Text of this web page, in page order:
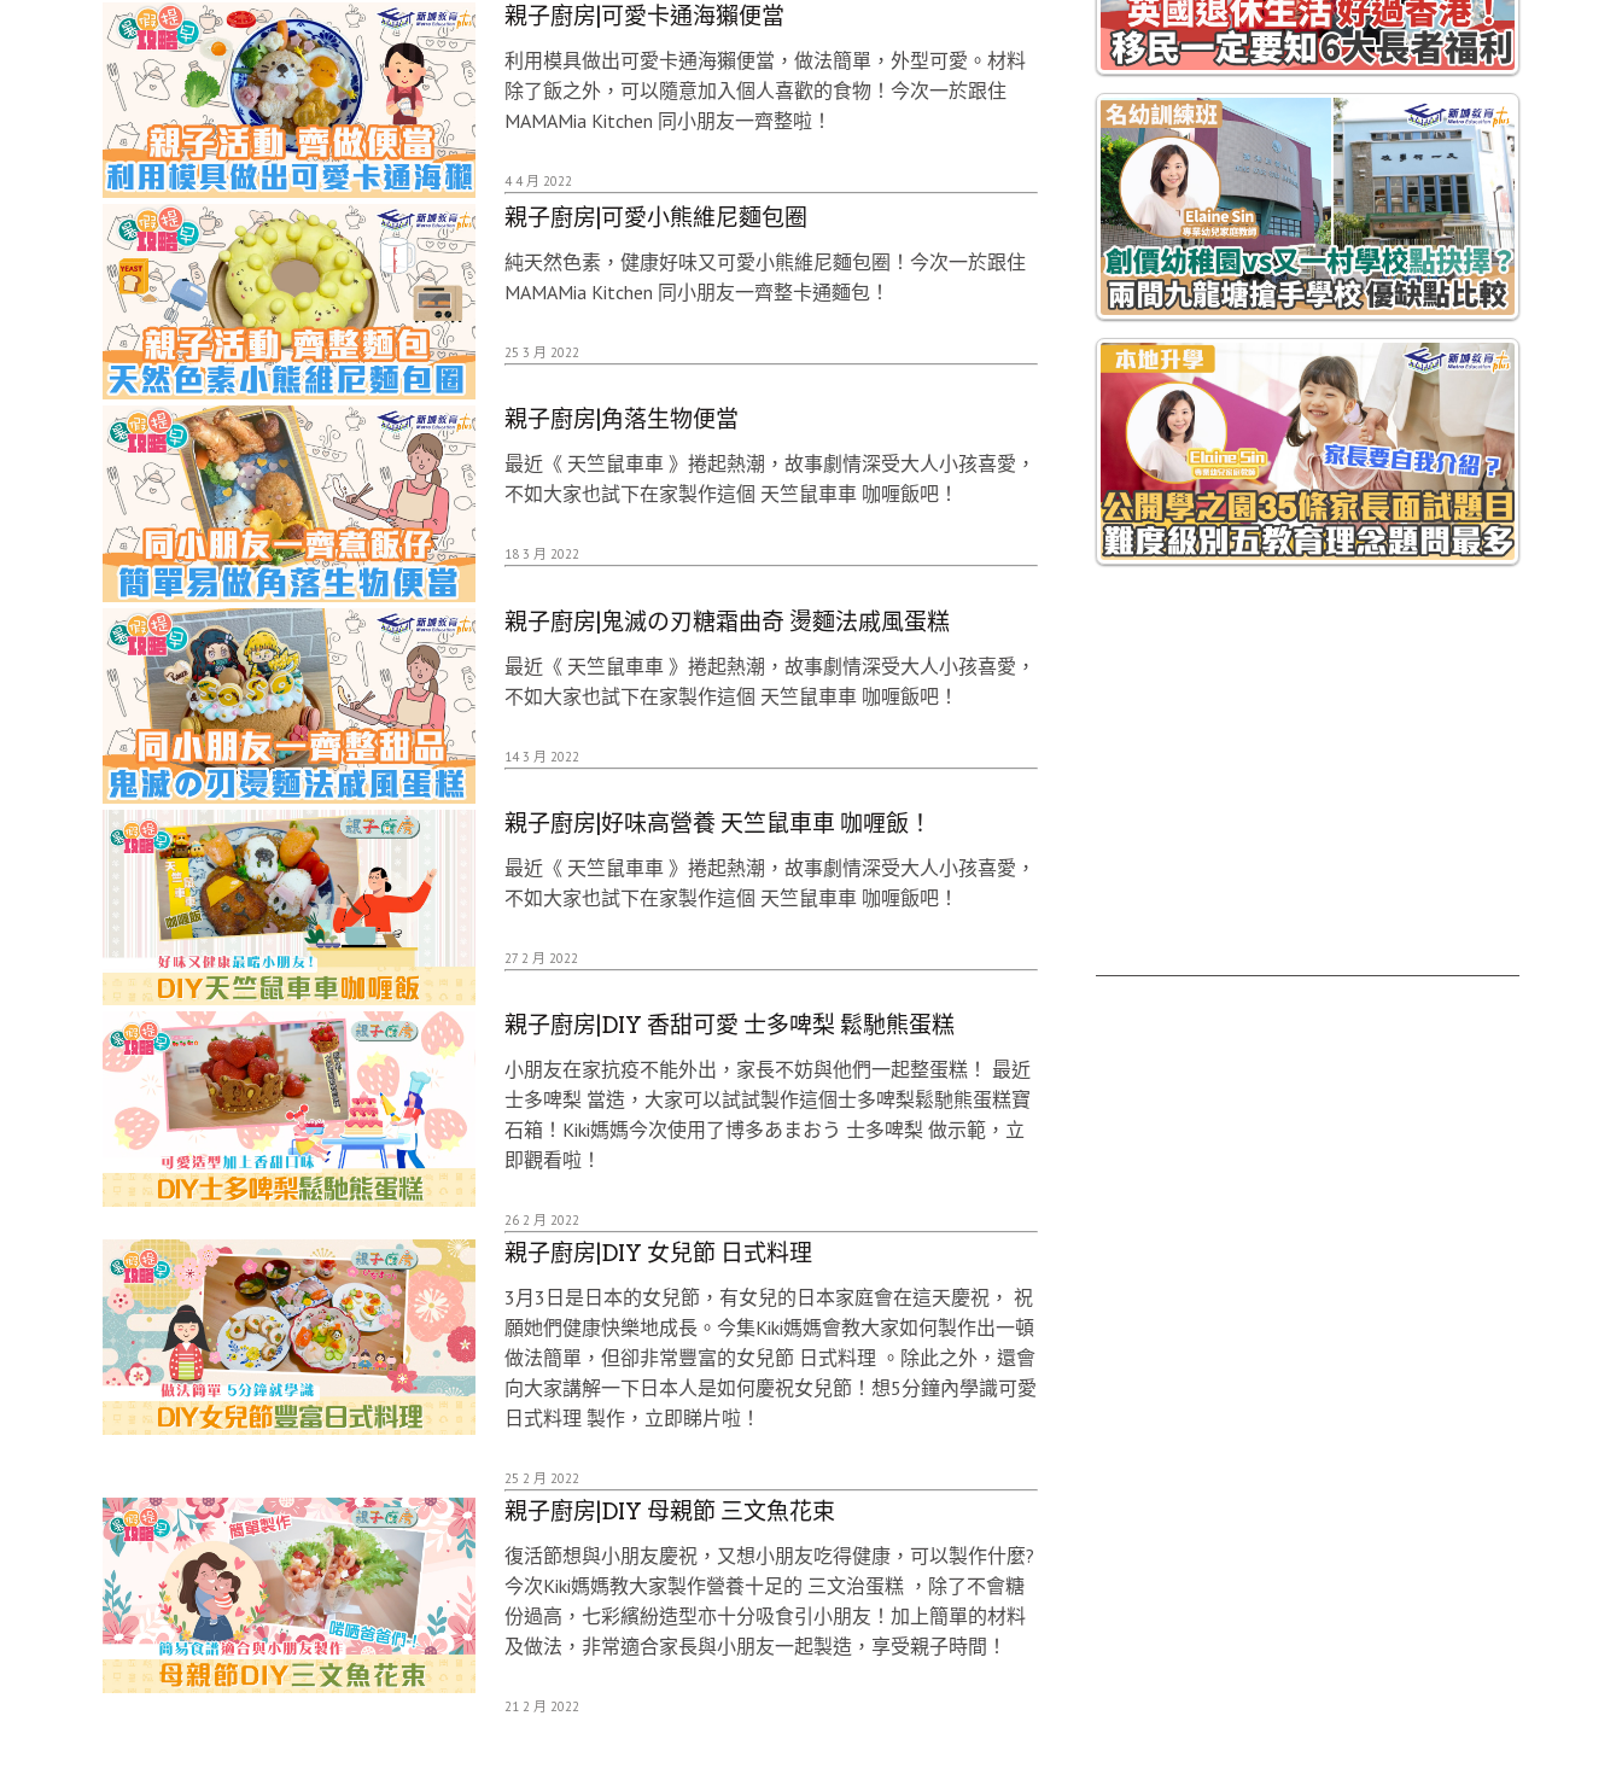
親子廚房|可愛卡通海獺便當
利用模具做出可愛卡通海獺便當，做法簡單，外型可愛。材料
除了飯之外，可以隨意加入個人喜歡的食物！今次一於跟住
MAMAMia Kitchen 同小朋友一齊整啦！
4 4 月 2022
親子廚房|可愛小熊維尼麵包圈
純天然色素，健康好味又可愛小熊維尼麵包圈！今次一於跟住
MAMAMia Kitchen 同小朋友一齊整卡通麵包！
25 3 月 2022
親子廚房|角落生物便當
最近《 天竺鼠車車 》捲起熱潮，故事劇情深受大人小孩喜愛，
不如大家也試下在家製作這個 天竺鼠車車 咖喱飯吧！
18 3 月 2022
親子廚房|鬼滅の刃糖霜曲奇 燙麵法戚風蛋糕
最近《 天竺鼠車車 》捲起熱潮，故事劇情深受大人小孩喜愛，
不如大家也試下在家製作這個 天竺鼠車車 咖喱飯吧！
14 3 月 2022
親子廚房|好味高營養 天竺鼠車車 咖喱飯！
最近《 天竺鼠車車 》捲起熱潮，故事劇情深受大人小孩喜愛，
不如大家也試下在家製作這個 天竺鼠車車 咖喱飯吧！
27 2 月 2022
親子廚房|DIY 香甜可愛 士多啤梨 鬆馳熊蛋糕
小朋友在家抗疫不能外出，家長不妨與他們一起整蛋糕！ 最近
士多啤梨 當造，大家可以試試製作這個士多啤梨鬆馳熊蛋糕寶
石箱！Kiki媽媽今次使用了博多あまおう 士多啤梨 做示範，立
即觀看啦！
26 2 月 2022
親子廚房|DIY 女兒節 日式料理
3月3日是日本的女兒節，有女兒的日本家庭會在這天慶祝， 祝
願她們健康快樂地成長。今集Kiki媽媽會教大家如何製作出一頓
做法簡單，但卻非常豐富的女兒節 日式料理 。除此之外，還會
向大家講解一下日本人是如何慶祝女兒節！想5分鐘內學識可愛
日式料理 製作，立即睇片啦！
25 2 月 2022
親子廚房|DIY 母親節 三文魚花束
復活節想與小朋友慶祝，又想小朋友吃得健康，可以製作什麼?
今次Kiki媽媽教大家製作營養十足的 三文治蛋糕 ，除了不會糖
份過高，七彩繽紛造型亦十分吸食引小朋友！加上簡單的材料
及做法，非常適合家長與小朋友一起製造，享受親子時間！
21 2 月 2022